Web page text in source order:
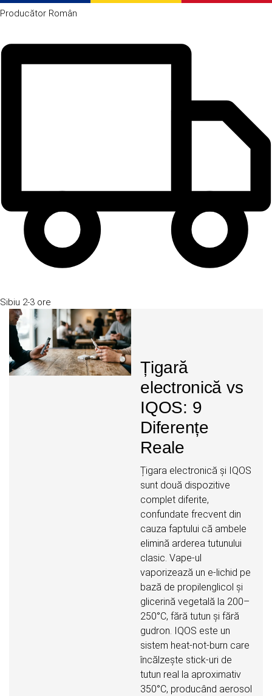
Producător Român
Sibiu 2-3 ore
Țigară
electronică vs
IQOS: 9
Diferențe
Reale
Țigara electronică și IQOS
sunt două dispozitive
complet diferite,
confundate frecvent din
cauza faptului că ambele
elimină arderea tutunului
clasic. Vape-ul
vaporizează un e-lichid pe
bază de propilenglicol și
glicerină vegetală la 200–
250°C, fără tutun și fără
gudron. IQOS este un
sistem heat-not-burn care
încălzește stick-uri de
tutun real la aproximativ
350°C, producând aerosol